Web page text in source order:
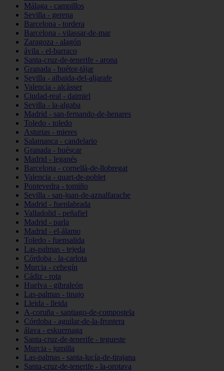
Málaga - campillos
Sevilla - gerena
Barcelona - tordera
Barcelona - vilassar-de-mar
Zaragoza - alagón
ávila - el-barraco
Santa-cruz-de-tenerife - arona
Granada - huétor-tájar
Sevilla - albaida-del-aljarafe
Valencia - alcàsser
Ciudad-real - daimiel
Sevilla - la-algaba
Madrid - san-fernando-de-henares
Toledo - toledo
Asturias - mieres
Salamanca - candelario
Granada - huéscar
Madrid - leganés
Barcelona - cornellà-de-llobregat
Valencia - quart-de-poblet
Pontevedra - tomiño
Sevilla - san-juan-de-aznalfarache
Madrid - fuenlabrada
Valladolid - peñafiel
Madrid - parla
Madrid - el-álamo
Toledo - fuensalida
Las-palmas - tejeda
Córdoba - la-carlota
Murcia - cehegín
Cádiz - rota
Huelva - gibraleón
Las-palmas - tinajo
Lleida - lleida
A-coruña - santiago-de-compostela
Córdoba - aguilar-de-la-frontera
álava - eskuernaga
Santa-cruz-de-tenerife - tegueste
Murcia - jumilla
Las-palmas - santa-lucía-de-tirajana
Santa-cruz-de-tenerife - la-orotava